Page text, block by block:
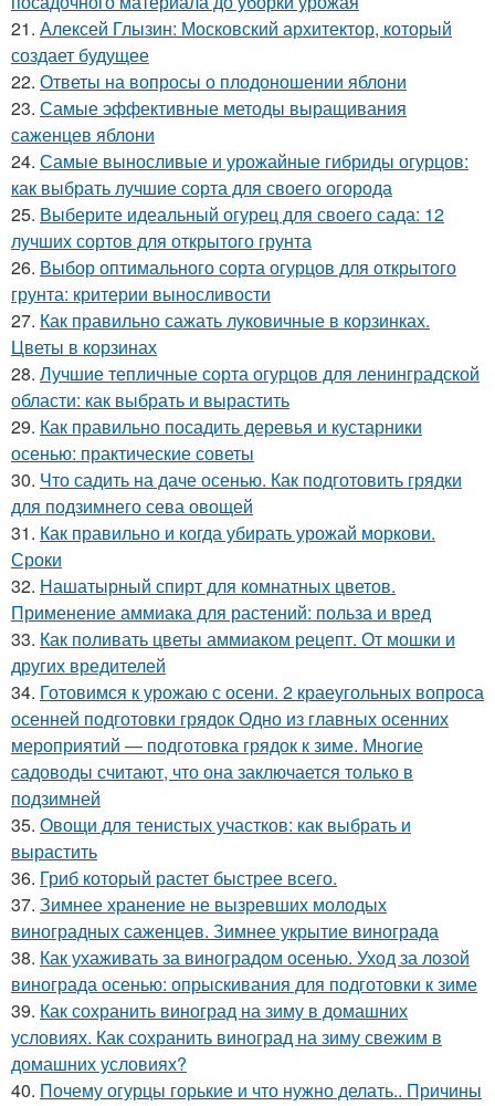
21. Алексей Глызин: Московский архитектор, который
создает будущее
22. Ответы на вопросы о плодоношении яблони
23. Самые эффективные методы выращивания
саженцев яблони
24. Самые выносливые и урожайные гибриды огурцов:
как выбрать лучшие сорта для своего огорода
25. Выберите идеальный огурец для своего сада: 12
лучших сортов для открытого грунта
26. Выбор оптимального сорта огурцов для открытого
грунта: критерии выносливости
27. Как правильно сажать луковичные в корзинках.
Цветы в корзинах
28. Лучшие тепличные сорта огурцов для ленинградской
области: как выбрать и вырастить
29. Как правильно посадить деревья и кустарники
осенью: практические советы
30. Что садить на даче осенью. Как подготовить грядки
для подзимнего сева овощей
31. Как правильно и когда убирать урожай моркови.
Сроки
32. Нашатырный спирт для комнатных цветов.
Применение аммиака для растений: польза и вред
33. Как поливать цветы аммиаком рецепт. От мошки и
других вредителей
34. Готовимся к урожаю с осени. 2 краеугольных вопроса
осенней подготовки грядок Одно из главных осенних
мероприятий — подготовка грядок к зиме. Многие
садоводы считают, что она заключается только в
подзимней
35. Овощи для тенистых участков: как выбрать и
вырастить
36. Гриб который растет быстрее всего.
37. Зимнее хранение не вызревших молодых
виноградных саженцев. Зимнее укрытие винограда
38. Как ухаживать за виноградом осенью. Уход за лозой
винограда осенью: опрыскивания для подготовки к зиме
39. Как сохранить виноград на зиму в домашних
условиях. Как сохранить виноград на зиму свежим в
домашних условиях?
40. Почему огурцы горькие и что нужно делать.. Причины